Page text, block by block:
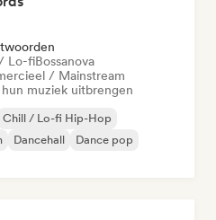
Lo-fiBossanova
/ Mainstream
muziek uitbrengen
Chill / Lo-fi Hip-Hop
Dancehall
Dance pop